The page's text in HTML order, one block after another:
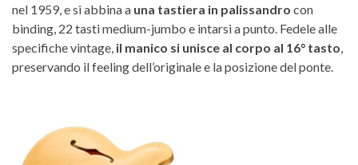
nel 1959, e si abbina a una tastiera in palissandro con
binding, 22 tasti medium-jumbo e intarsi a punto. Fedele alle
specifiche vintage, il manico si unisce al corpo al 16° tasto
preservando il feeling dell’originale e la posizione del ponte.